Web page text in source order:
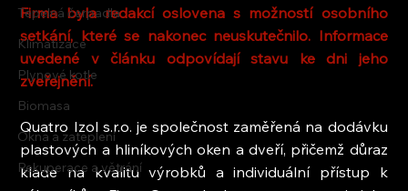
Tepelná čerpadla
Klimatizace
Plynové kotle
Biomasa
Okna a zateplení
Rekuperace a větrání
Firma byla redakcí oslovena s možností osobního
setkání, které se nakonec neuskutečnilo. Informace
uvedené v článku odpovídají stavu ke dni jeho
zveřejnění.
Quatro Izol s.r.o. je společnost zaměřená na dodávku
plastových a hliníkových oken a dveří, přičemž důraz
klade na kvalitu výrobků a individuální přístup k